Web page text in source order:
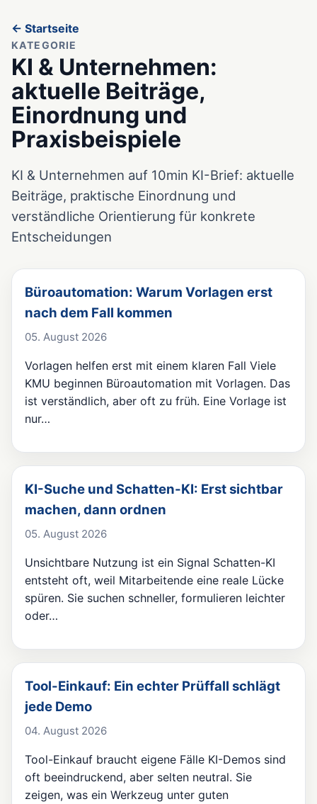
← Startseite
KATEGORIE
KI & Unternehmen:
aktuelle Beiträge,
Einordnung und
Praxisbeispiele
KI & Unternehmen auf 10min KI-Brief: aktuelle
Beiträge, praktische Einordnung und
verständliche Orientierung für konkrete
Entscheidungen
Büroautomation: Warum Vorlagen erst
nach dem Fall kommen
05. August 2026
Vorlagen helfen erst mit einem klaren Fall Viele
KMU beginnen Büroautomation mit Vorlagen. Das
ist verständlich, aber oft zu früh. Eine Vorlage ist
nur…
KI-Suche und Schatten-KI: Erst sichtbar
machen, dann ordnen
05. August 2026
Unsichtbare Nutzung ist ein Signal Schatten-KI
entsteht oft, weil Mitarbeitende eine reale Lücke
spüren. Sie suchen schneller, formulieren leichter
oder…
Tool-Einkauf: Ein echter Prüffall schlägt
jede Demo
04. August 2026
Tool-Einkauf braucht eigene Fälle KI-Demos sind
oft beeindruckend, aber selten neutral. Sie
zeigen, was ein Werkzeug unter guten